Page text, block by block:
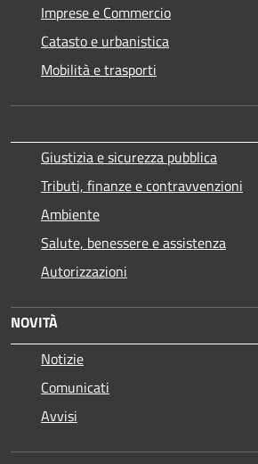
Imprese e Commercio
Catasto e urbanistica
Mobilità e trasporti
Giustizia e sicurezza pubblica
Tributi, finanze e contravvenzioni
Ambiente
Salute, benessere e assistenza
Autorizzazioni
NOVITÀ
Notizie
Comunicati
Avvisi